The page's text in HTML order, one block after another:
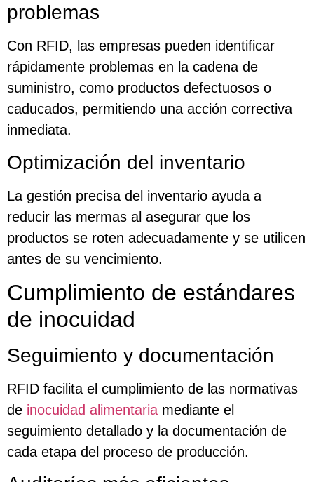
problemas
Con RFID, las empresas pueden identificar
rápidamente problemas en la cadena de
suministro, como productos defectuosos o
caducados, permitiendo una acción correctiva
inmediata.
Optimización del inventario
La gestión precisa del inventario ayuda a
reducir las mermas al asegurar que los
productos se roten adecuadamente y se utilicen
antes de su vencimiento.
Cumplimiento de estándares
de inocuidad
Seguimiento y documentación
RFID facilita el cumplimiento de las normativas
de inocuidad alimentaria mediante el
seguimiento detallado y la documentación de
cada etapa del proceso de producción.